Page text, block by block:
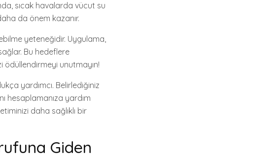
sıcak havalarda vücut su
da önem kazanır.
yeteneğidir. Uygulama,
Bu hedeflere
ödüllendirmeyi unutmayın!
yardımcı. Belirlediğiniz
hesaplamanıza yardım
daha sağlıklı bir
Giden